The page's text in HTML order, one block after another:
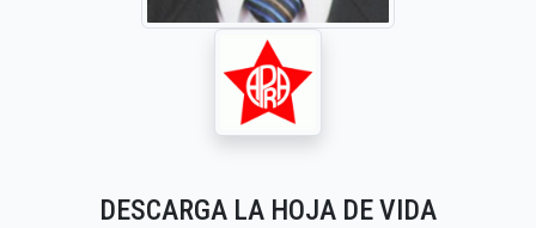
DESCARGA LA HOJA DE VIDA